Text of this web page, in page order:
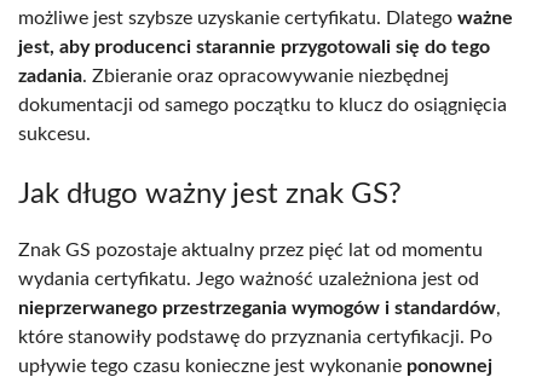
możliwe jest szybsze uzyskanie certyfikatu. Dlatego ważne
jest, aby producenci starannie przygotowali się do tego
zadania. Zbieranie oraz opracowywanie niezbędnej
dokumentacji od samego początku to klucz do osiągnięcia
sukcesu.
Jak długo ważny jest znak GS?
Znak GS pozostaje aktualny przez pięć lat od momentu
wydania certyfikatu. Jego ważność uzależniona jest od
nieprzerwanego przestrzegania wymogów i standardów,
które stanowiły podstawę do przyznania certyfikacji. Po
upływie tego czasu konieczne jest wykonanie ponownej